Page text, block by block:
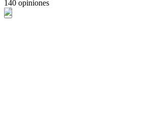
140 opiniones